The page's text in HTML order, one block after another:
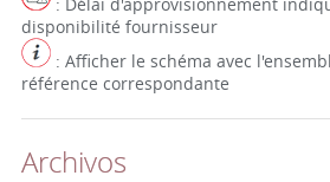
disponibilité fournisseur
: Afficher le schéma avec
référence correspondante
Archivos